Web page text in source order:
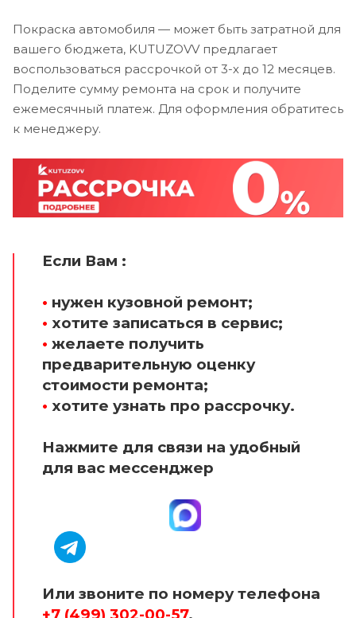
Покраска автомобиля — может быть затратной для
вашего бюджета, KUTUZOVV предлагает
воспользоваться рассрочкой от 3-х до 12 месяцев.
Поделите сумму ремонта на срок и получите
ежемесячный платеж. Для оформления обратитесь
к менеджеру.
Если Вам :
• нужен кузовной ремонт;
• хотите записаться в сервис;
• желаете получить
предварительную оценку
стоимости ремонта;
• хотите узнать про рассрочку.
Нажмите для связи на удобный
для вас мессенджер
Или звоните по номеру телефона